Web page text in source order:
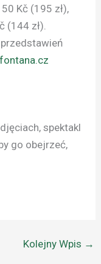
Kč (195 zł),
(144 zł).
spektakl
go obejrzeć,
Kolejny Wpis →